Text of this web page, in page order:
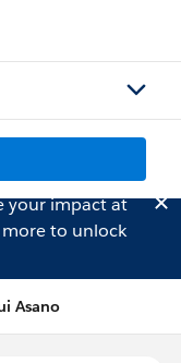
your impact at
to unlock
Asano